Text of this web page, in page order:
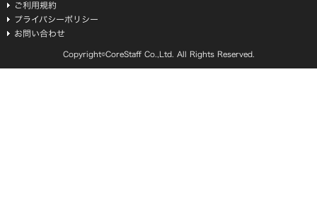
ご利用規約
プライバシーポリシー
お問い合わせ
Copyright©CoreStaff Co.,Ltd. All Rights Reserved.